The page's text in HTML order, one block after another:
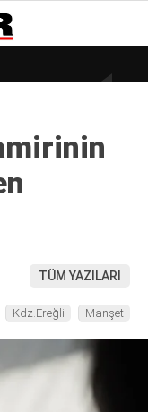
°
TÜM YAZILARI
Kdz.Ereğli Manşet